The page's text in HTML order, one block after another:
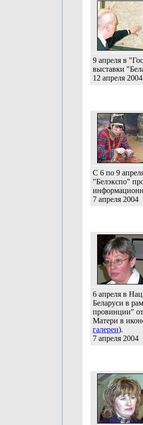
9 апреля в
выставки
12 апреля 2004
С 6 по 9
"Белэкспо"
7 апреля 2004
6 апреля в
Беларуси в
провинции"
Матери в
галереи).
7 апреля 2004